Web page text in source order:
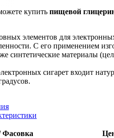
купить пищевой
элементов для
С его применением
синтетические материалы
сигарет входит
Фасовка